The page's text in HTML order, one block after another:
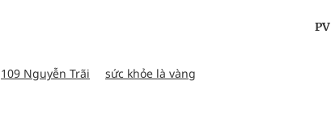
PV
109 Nguyễn Trãi sức khỏe là vàng